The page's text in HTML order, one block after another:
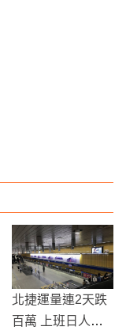
北捷運量連2天跌
百萬 上班日人氣